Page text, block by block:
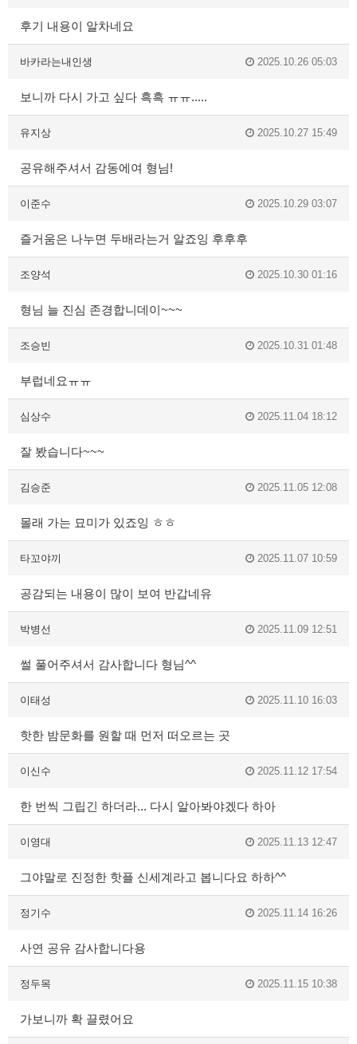
후기 내용이 알차네요
바카라는내인생 2025.10.26 05:03
보니까 다시 가고 싶다 흑흑 ㅠㅠ.....
유지상 2025.10.27 15:49
공유해주셔서 감동에여 형님!
이준수 2025.10.29 03:07
즐거움은 나누면 두배라는거 알죠잉 후후후
조양석 2025.10.30 01:16
형님 늘 진심 존경합니데이~~~
조승빈 2025.10.31 01:48
부럽네요ㅠㅠ
심상수 2025.11.04 18:12
잘 봤습니다~~~
김승준 2025.11.05 12:08
몰래 가는 묘미가 있죠잉 ㅎㅎ
타꼬야끼 2025.11.07 10:59
공감되는 내용이 많이 보여 반갑네유
박병선 2025.11.09 12:51
썰 풀어주셔서 감사합니다 형님^^
이태성 2025.11.10 16:03
핫한 밤문화를 원할 때 먼저 떠오르는 곳
이신수 2025.11.12 17:54
한 번씩 그립긴 하더라... 다시 알아봐야겠다 하아
이영대 2025.11.13 12:47
그야말로 진정한 핫플 신세계라고 봅니다요 하하^^
정기수 2025.11.14 16:26
사연 공유 감사합니다용
정두목 2025.11.15 10:38
가보니까 확 끌렸어요